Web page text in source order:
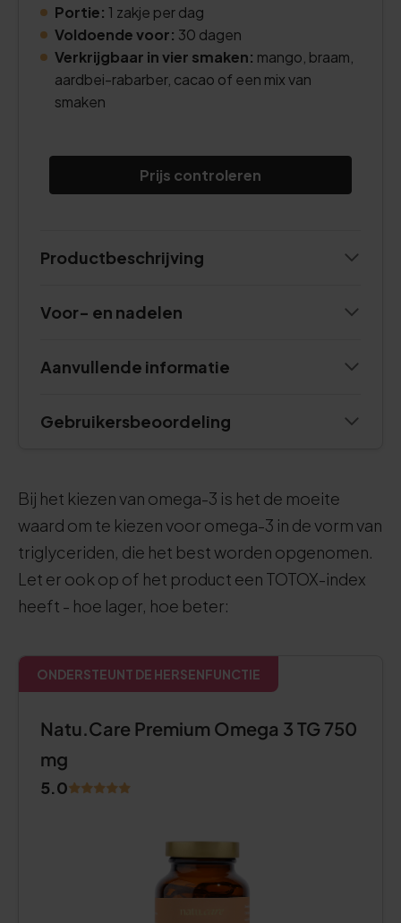
Portie: 1 zakje per dag
Voldoende voor: 30 dagen
Verkrijgbaar in vier smaken: mango, braam,
aardbei-rabarber, cacao of een mix van
smaken
Prijs controleren
Productbeschrijving
Voor- en nadelen
Aanvullende informatie
Gebruikersbeoordeling
Bij het kiezen van omega-3 is het de moeite
waard om te kiezen voor omega-3 in de vorm van
triglyceriden, die het best worden opgenomen.
Let er ook op of het product een TOTOX-index
heeft - hoe lager, hoe beter:
ONDERSTEUNT DE HERSENFUNCTIE
Natu.Care Premium Omega 3 TG 750
mg
5.0